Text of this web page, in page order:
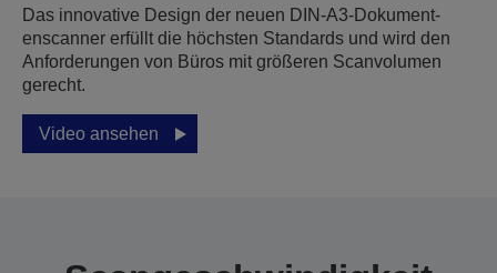
Das innovative Design der neuen DIN-A3-Dokument­
enscanner erfüllt die höchsten Standards und wird den
Anforderungen von Büros mit größeren Scanvolumen
gerecht.
Video ansehen